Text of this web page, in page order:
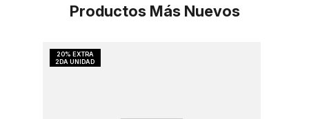
Productos Más Nuevos